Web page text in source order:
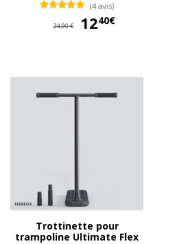
(4 avis)
24,90 € 1240€
Trottinette pour
trampoline Ultimate Flex